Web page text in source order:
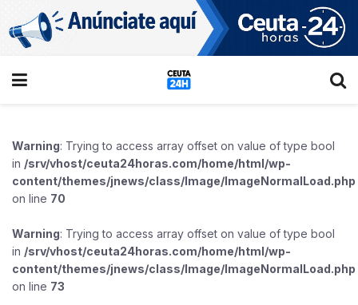
Warning: Trying to access array offset on value of type bool
in /srv/vhost/ceuta24horas.com/home/html/wp-
content/themes/jnews/class/Image/ImageNormalLoad.php
on line 70
Warning: Trying to access array offset on value of type bool
in /srv/vhost/ceuta24horas.com/home/html/wp-
content/themes/jnews/class/Image/ImageNormalLoad.php
on line 73